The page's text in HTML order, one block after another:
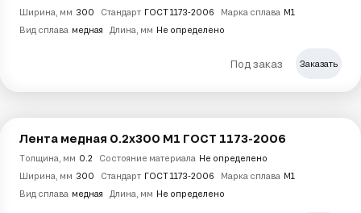
Ширина, мм 300 Стандарт ГОСТ 1173-2006 Марка сплава М1
Вид сплава медная Длина, мм Не определено
Под заказ Заказать
Лента медная 0.2х300 М1 ГОСТ 1173-2006
Толщина, мм 0.2 Состояние материала Не определено
Ширина, мм 300 Стандарт ГОСТ 1173-2006 Марка сплава М1
Вид сплава медная Длина, мм Не определено